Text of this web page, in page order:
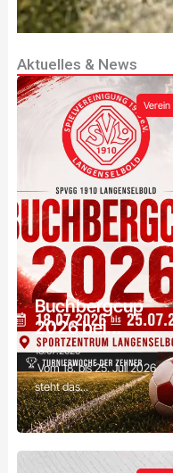
Werte und
Leitbild
Deine Leidenschaft,
dein Verein!
Fußball mit Herz und
Haltung.
Erfahre
mehr
Aktuelles & News
Verein
Buchbergcup
2026 bei...
13.07.2026
Vom 18. bis 25. Juli 2026
steht das...